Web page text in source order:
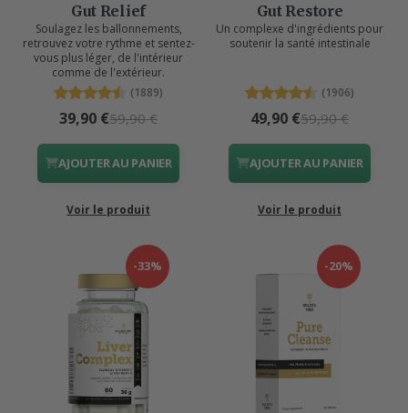
Gut Relief
Soulagez les ballonnements,
retrouvez votre rythme et sentez-
vous plus léger, de l'intérieur
comme de l'extérieur.
(1889)
39,90 €59,90 €
AJOUTER AU PANIER
Voir le produit
Gut Restore
Un complexe d'ingrédients pour
soutenir la santé intestinale
(1906)
49,90 €59,90 €
AJOUTER AU PANIER
Voir le produit
-33% -20%